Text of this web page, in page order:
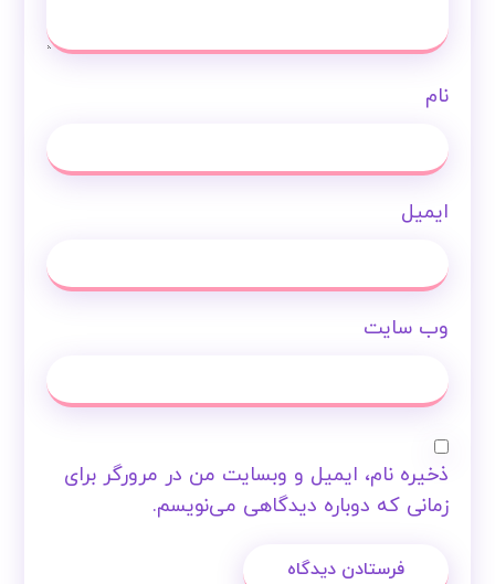
نام
ایمیل
وب‌ سایت
ذخیره نام، ایمیل و وبسایت من در مرورگر برای
زمانی که دوباره دیدگاهی می‌نویسم.
فرستادن دیدگاه